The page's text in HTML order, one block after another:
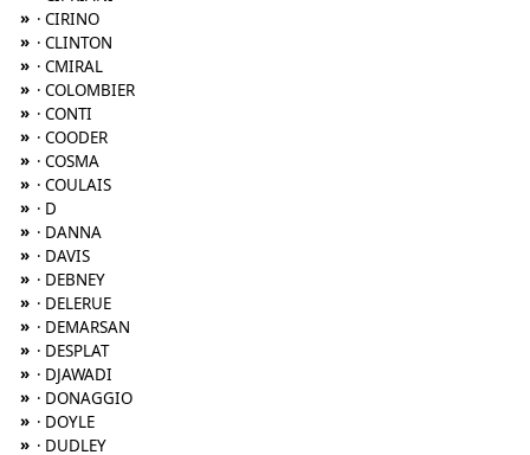
» · CIRINO
» · CLINTON
» · CMIRAL
» · COLOMBIER
» · CONTI
» · COODER
» · COSMA
» · COULAIS
» · D
» · DANNA
» · DAVIS
» · DEBNEY
» · DELERUE
» · DEMARSAN
» · DESPLAT
» · DJAWADI
» · DONAGGIO
» · DOYLE
» · DUDLEY